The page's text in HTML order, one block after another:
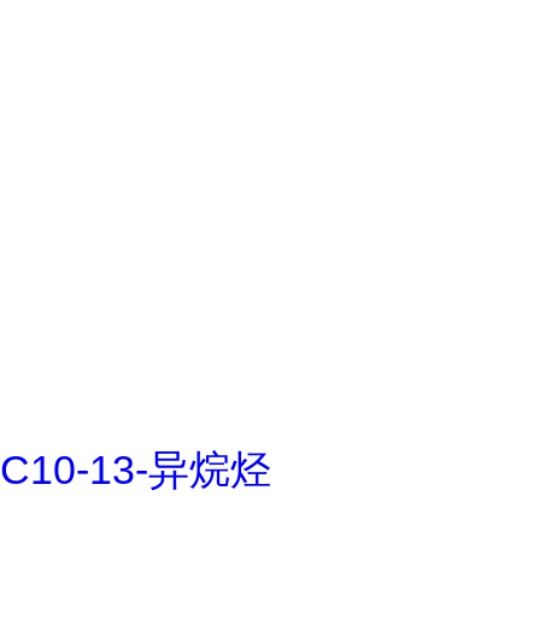
C10-13-异烷烃